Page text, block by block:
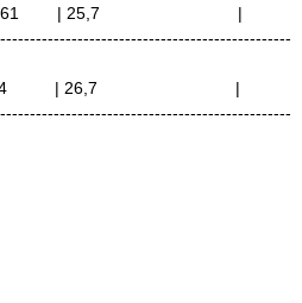
| 25,7
|
| 26,7
|